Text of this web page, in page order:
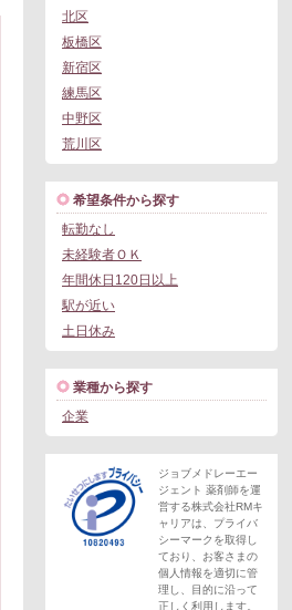
北区
板橋区
新宿区
練馬区
中野区
荒川区
希望条件から探す
転勤なし
未経験者ＯＫ
年間休日120日以上
駅が近い
土日休み
業種から探す
企業
ジョブメドレーエー
ジェント 薬剤師を運
営する株式会社RMキ
ャリアは、プライバ
シーマークを取得し
ており、お客さまの
個人情報を適切に管
理し、目的に沿って
正しく利用します。